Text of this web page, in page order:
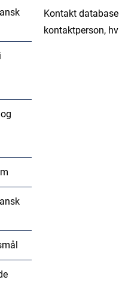
Kontakt
kontaktperson,